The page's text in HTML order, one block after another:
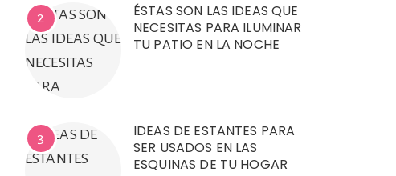
2
ÉSTAS SON LAS IDEAS QUE
NECESITAS PARA ILUMINAR
TU PATIO EN LA NOCHE
3
IDEAS DE ESTANTES PARA
SER USADOS EN LAS
ESQUINAS DE TU HOGAR